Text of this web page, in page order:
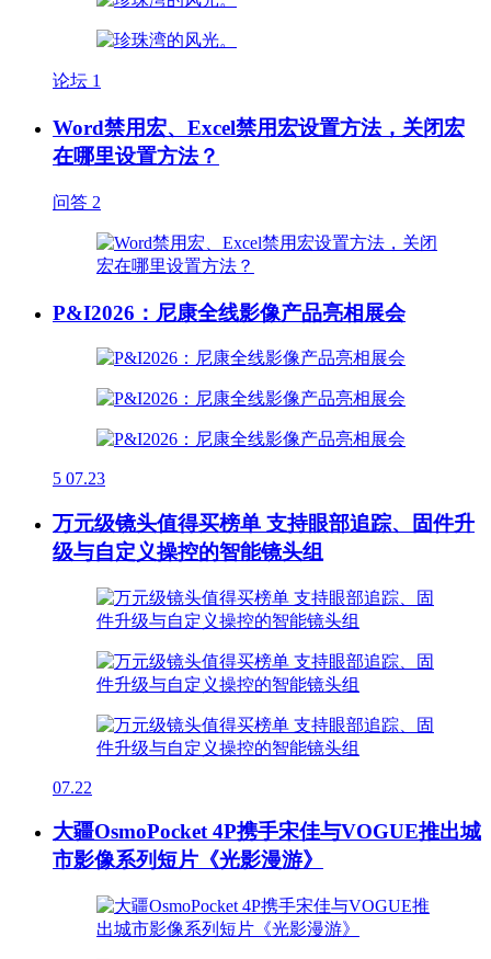
论坛 1
Word禁用宏、Excel禁用宏设置方法，关闭宏
在哪里设置方法？
问答 2
P&I2026：尼康全线影像产品亮相展会
5 07.23
万元级镜头值得买榜单 支持眼部追踪、固件升
级与自定义操控的智能镜头组
07.22
大疆OsmoPocket 4P携手宋佳与VOGUE推出城
市影像系列短片《光影漫游》